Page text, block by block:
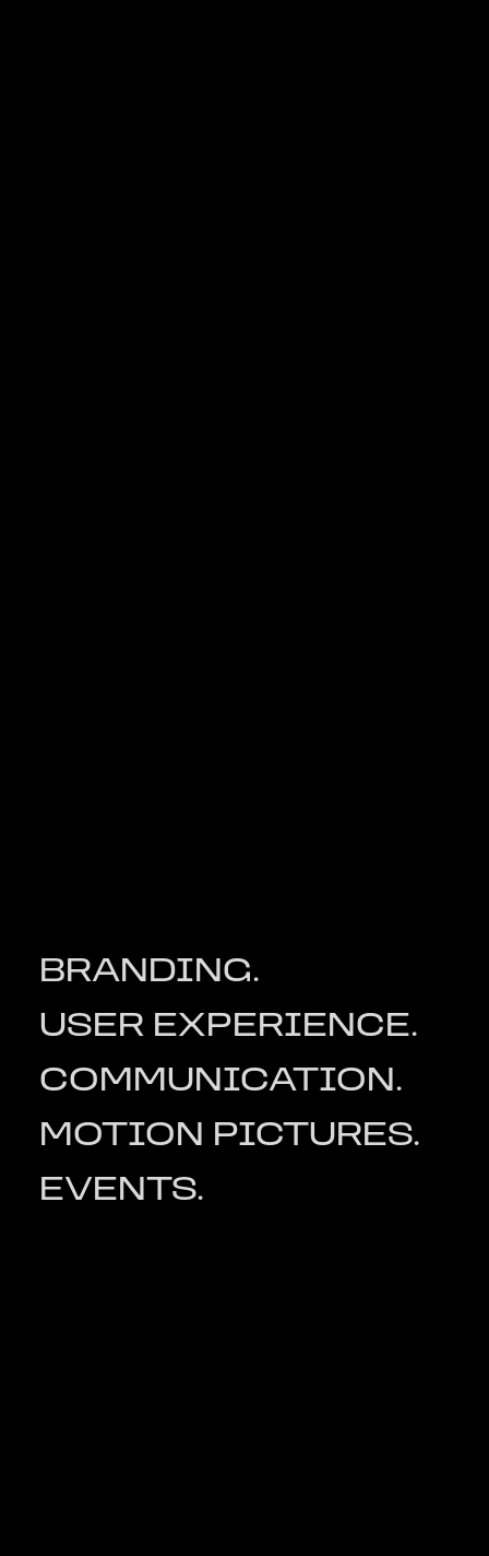
BRANDING.
USER EXPERIENCE.
COMMUNICATION.
MOTION PICTURES.
EVENTS.